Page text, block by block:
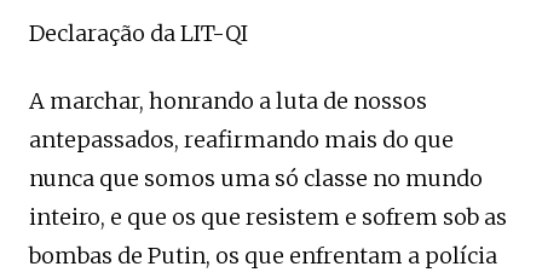
Declaração da LIT-QI
A marchar, honrando a luta de nossos
antepassados, reafirmando mais do que
nunca que somos uma só classe no mundo
inteiro, e que os que resistem e sofrem sob as
bombas de Putin, os que enfrentam a polícia